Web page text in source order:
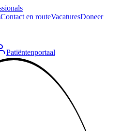
Contact en routeVacaturesDoneer
Patiëntenportaal